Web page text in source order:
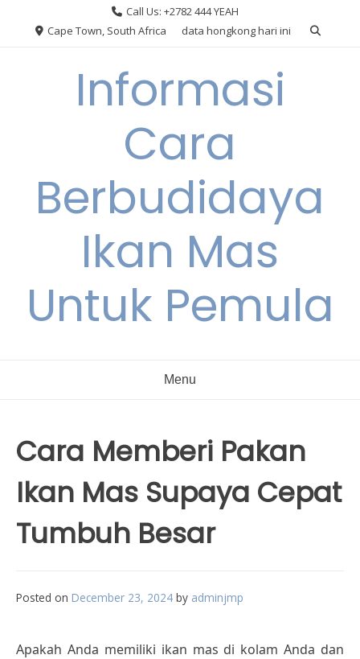
Call Us: +2782 444 YEAH
Cape Town, South Africa
data hongkong hari ini
Informasi
Cara
Berbudidaya
Ikan Mas
Untuk Pemula
Menu
Cara Memberi Pakan
Ikan Mas Supaya Cepat
Tumbuh Besar
Posted on December 23, 2024 by adminjmp
Apakah Anda memiliki ikan mas di kolam Anda dan